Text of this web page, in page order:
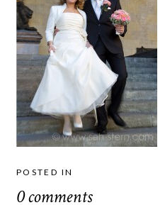
POSTED IN
0 comments